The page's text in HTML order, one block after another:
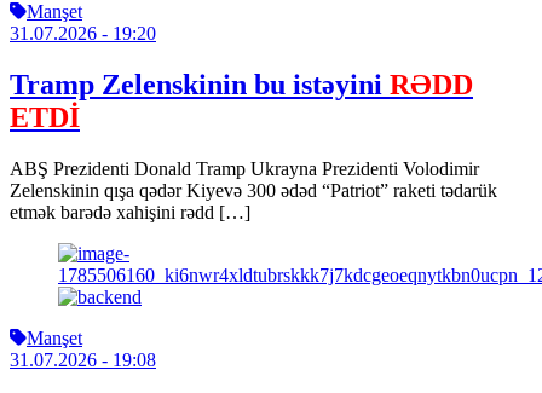
Manşet
31.07.2026 - 19:20
Tramp Zelenskinin bu istəyini RƏDD
ETDİ
ABŞ Prezidenti Donald Tramp Ukrayna Prezidenti Volodimir
Zelenskinin qışa qədər Kiyevə 300 ədəd “Patriot” raketi tədarük
etmək barədə xahişini rədd […]
Manşet
31.07.2026 - 19:08